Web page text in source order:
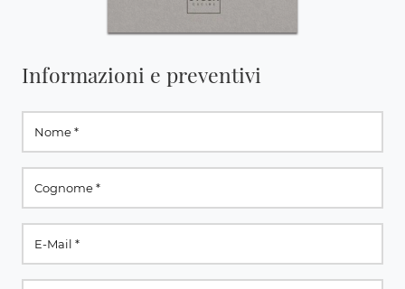
Informazioni e preventivi